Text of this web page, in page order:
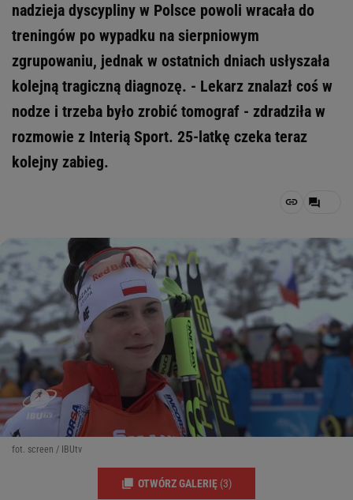
nadzieja dyscypliny w Polsce powoli wracała do
treningów po wypadku na sierpniowym
zgrupowaniu, jednak w ostatnich dniach usłyszała
kolejną tragiczną diagnozę. - Lekarz znalazł coś w
nodze i trzeba było zrobić tomograf - zdradziła w
rozmowie z Interią Sport. 25-latkę czeka teraz
kolejny zabieg.
fot. screen / IBUtv
OTWÓRZ GALERIĘ (3)